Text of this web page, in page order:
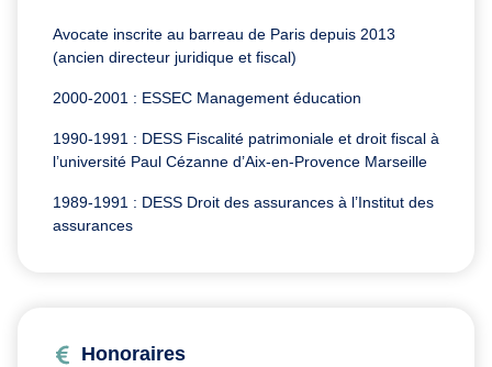
Avocate inscrite au barreau de Paris depuis 2013
(ancien directeur juridique et fiscal)
2000-2001 : ESSEC Management éducation
1990-1991 : DESS Fiscalité patrimoniale et droit fiscal à
l’université Paul Cézanne d’Aix-en-Provence Marseille
1989-1991 : DESS Droit des assurances à l’Institut des
assurances
Honoraires